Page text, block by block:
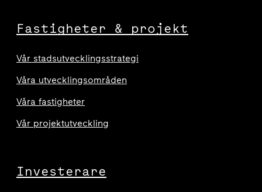
Fastigheter & projekt
Vår stadsutvecklingsstrategi
Våra utvecklingsområden
Våra fastigheter
Vår projektutveckling
Investerare